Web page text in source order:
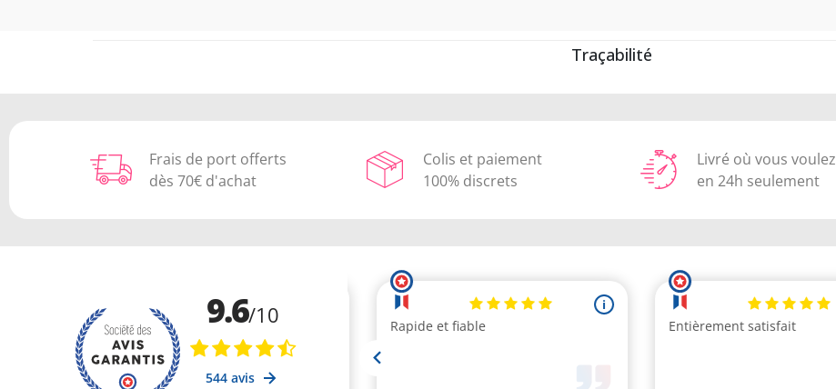
Traçabilité
Frais de port offerts
dès 70€ d'achat
Colis et paiement
100% discrets
Livré où vous voulez
en 24h seulement